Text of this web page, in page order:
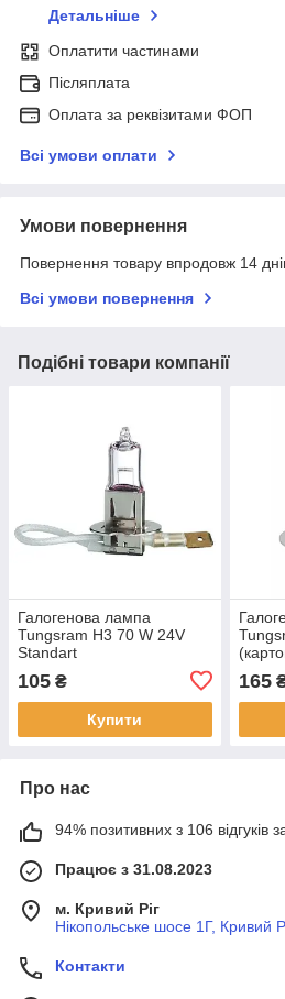
Детальніше
Оплатити частинами
Післяплата
Оплата за реквізитами ФОП
Всі умови оплати
Умови повернення
Повернення товару впродовж 14
Всі умови повернення
Подібні товари компанії
Галогенова лампа
Tungsram H3 70 W 24V
Standart
105 ₴
Купити
165
Про нас
94% позитивних з 106 відгуків
Працює з 31.08.2023
м. Кривий Ріг
Нікопольське шосе 1Г, Кривий
Контакти